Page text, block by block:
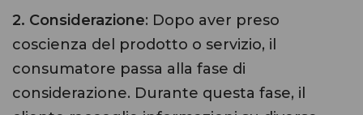
2. Considerazione: Dopo aver preso
coscienza del prodotto o servizio, il
consumatore passa alla fase di
considerazione. Durante questa fase, il